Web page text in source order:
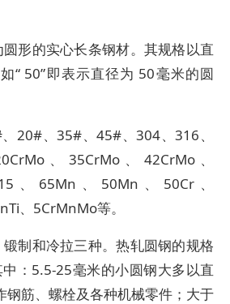
形的实心长条钢材。其规格以直
“ 50”即表示直径为 50毫米的圆
20#、35#、45#、304、316、
、35CrMo、42CrMo、
、65Mn、50Mn、50Cr、
、5CrMnMo等。
制和冷拉三种。热轧圆钢的规格
：5.5-25毫米的小圆钢大多以直
钢筋、螺栓及各种机械零件；大于